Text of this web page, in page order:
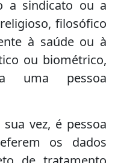
a sindicato ou a
filosófico
à saúde ou à
ou biométrico,
uma pessoa
vez, é pessoa
os dados